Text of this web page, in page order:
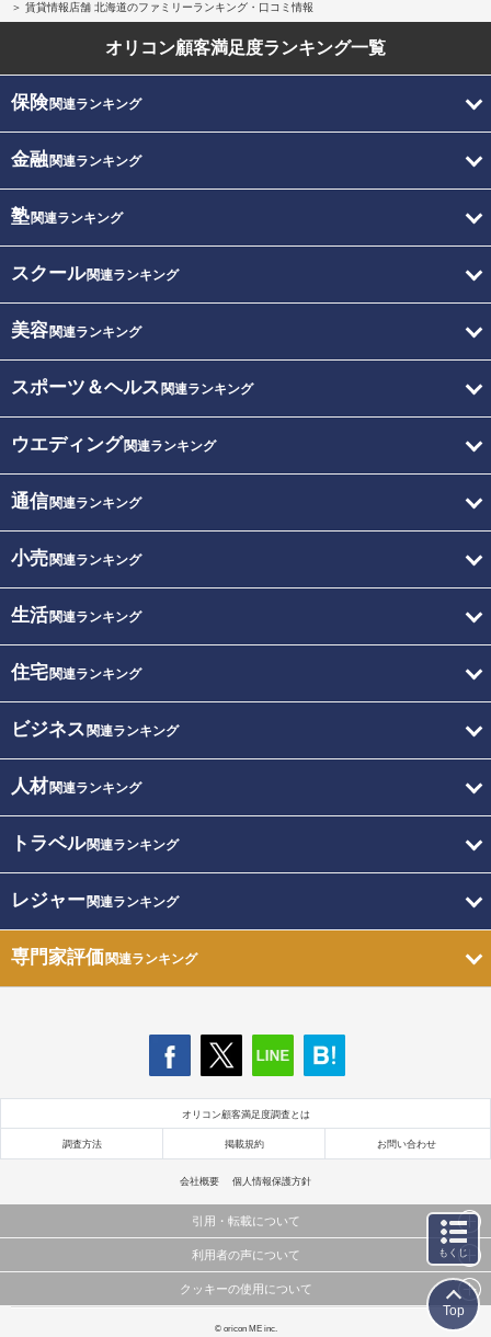
賃貸情報店舗 北海道のファミリーランキング・口コミ情報
オリコン顧客満足度ランキング一覧
保険関連ランキング
金融関連ランキング
塾関連ランキング
スクール関連ランキング
美容関連ランキング
スポーツ＆ヘルス 関連ランキング
ウエディング関連ランキング
通信関連ランキング
小売関連ランキング
生活関連ランキング
住宅関連ランキング
ビジネス 関連ランキング
人材関連ランキング
トラベル関連ランキング
レジャー関連ランキング
専門家評価関連ランキング
オリコン顧客満足度調査とは
調査方法 掲載規約 お問い合わせ
会社概要 個人情報保護方針
引用・転載について
当サイトで公開されている情報（文字、写真、イラスト、画像データ等）及びこれらの配置・
これらの情報を権利者の許可なく無断転載・複製などの二次利用を行うことは固く禁じており
利用者の声について
当サイトに掲載している内容はすべてサービスの利用者が提出された見解・感想です。
弊社の見解・ 意見ではないことをご理解いただいた上でご覧ください。
クッキーの使用について
このサイトでは Cookie を使用して、ユーザーに合わせたコンテンツや広告の表示、ソーシャル
© oricon ME inc.
もくじ
Top